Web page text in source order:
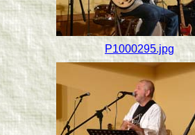
P1000295.jpg